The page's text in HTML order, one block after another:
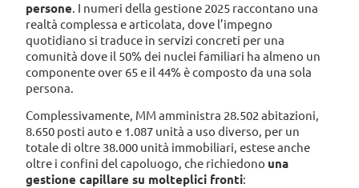
persone. I numeri della gestione 2025 raccontano una
realtà complessa e articolata, dove l’impegno
quotidiano si traduce in servizi concreti per una
comunità dove il 50% dei nuclei familiari ha almeno un
componente over 65 e il 44% è composto da una sola
persona.
Complessivamente, MM amministra 28.502 abitazioni,
8.650 posti auto e 1.087 unità a uso diverso, per un
totale di oltre 38.000 unità immobiliari, estese anche
oltre i confini del capoluogo, che richiedono una
gestione capillare su molteplici fronti: